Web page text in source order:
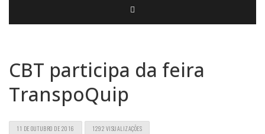
CBT participa da feira
TranspoQuip
11 DE OUTUBRO DE 2016 1292 VISUALIZAÇÕES